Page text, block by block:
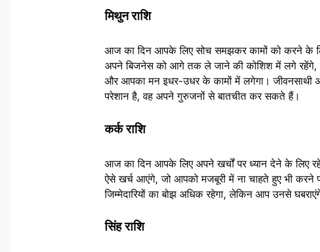
मिथुन राशि
आज का दिन आपके लिए सोच समझकर कामों को करने के
अपने बिजनेस को आगे तक ले जाने की कोशिश में लगे रहेंगे,
और आपका मन इधर-उधर के कामों में लगेगा। जीवनसाथी
परेशान है, वह अपने गुरुजनों से बातचीत कर सकते हैं।
कर्क राशि
आज का दिन आपके लिए अपने खर्चों पर ध्यान देने के लिए
ऐसे खर्च आएंगे, जो आपको मजबूरी में ना चाहते हुए भी
जिम्मेदारियों का बोझ अधिक रहेगा, लेकिन आप उनसे
सिंह राशि